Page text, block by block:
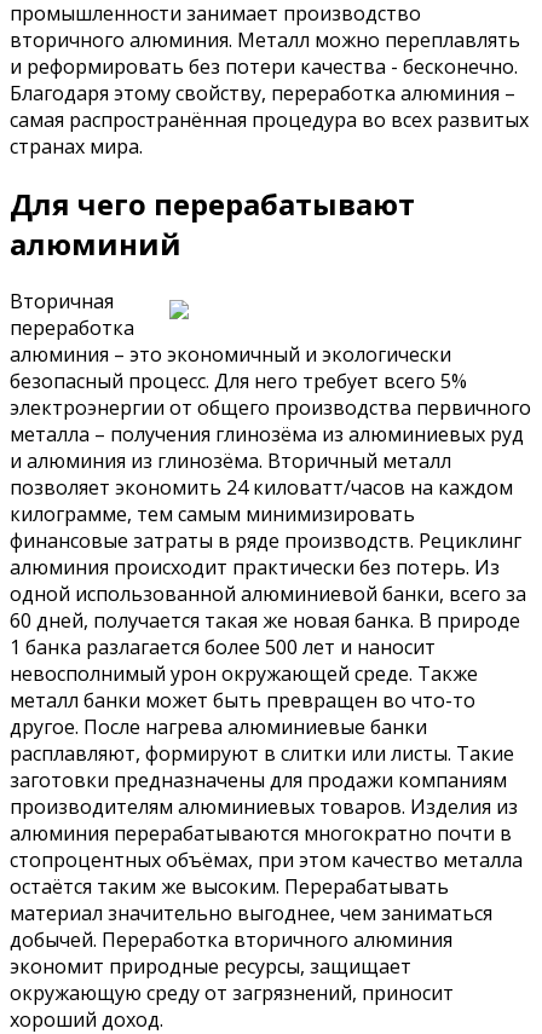
промышленности занимает производство
вторичного алюминия. Металл можно переплавлять
и реформировать без потери качества - бесконечно.
Благодаря этому свойству, переработка алюминия –
самая распространённая процедура во всех развитых
странах мира.
Для чего перерабатывают
алюминий
Вторичная
переработка
алюминия – это экономичный и экологически
безопасный процесс. Для него требует всего 5%
электроэнергии от общего производства первичного
металла – получения глинозёма из алюминиевых руд
и алюминия из глинозёма. Вторичный металл
позволяет экономить 24 киловатт/часов на каждом
килограмме, тем самым минимизировать
финансовые затраты в ряде производств. Рециклинг
алюминия происходит практически без потерь. Из
одной использованной алюминиевой банки, всего за
60 дней, получается такая же новая банка. В природе
1 банка разлагается более 500 лет и наносит
невосполнимый урон окружающей среде. Также
металл банки может быть превращен во что-то
другое. После нагрева алюминиевые банки
расплавляют, формируют в слитки или листы. Такие
заготовки предназначены для продажи компаниям
производителям алюминиевых товаров. Изделия из
алюминия перерабатываются многократно почти в
стопроцентных объёмах, при этом качество металла
остаётся таким же высоким. Перерабатывать
материал значительно выгоднее, чем заниматься
добычей. Переработка вторичного алюминия
экономит природные ресурсы, защищает
окружающую среду от загрязнений, приносит
хороший доход.